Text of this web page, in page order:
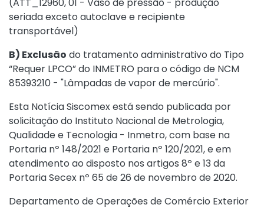
seriada exceto autoclave e recipiente
transportável)
B) Exclusão do tratamento administrativo do Tipo
“Requer LPCO” do INMETRO para o código de NCM
85393210 - "Lâmpadas de vapor de mercúrio".
Esta Notícia Siscomex está sendo publicada por
solicitação do Instituto Nacional de Metrologia,
Qualidade e Tecnologia - Inmetro, com base na
Portaria nº 148/2021 e Portaria nº 120/2021, e em
atendimento ao disposto nos artigos 8º e 13 da
Portaria Secex nº 65 de 26 de novembro de 2020.
Departamento de Operações de Comércio Exterior